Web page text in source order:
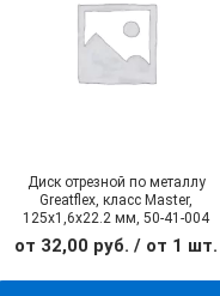
Диск отрезной по металлу
Greatflex, класс Master,
125х1,6х22.2 мм, 50-41-004
от 32,00 руб. / от 1 шт.